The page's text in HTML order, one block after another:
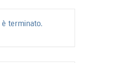
è terminato.